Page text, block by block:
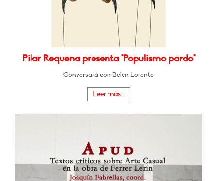
Pilar Requena presenta "Populismo pardo"
Conversará con Belén Lorente
Leer más...